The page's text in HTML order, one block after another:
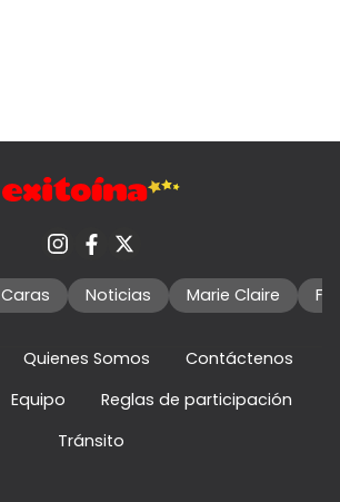
Caras Noticias Marie Claire
Quienes Somos
Contáctenos
Equipo
Reglas de participación
Tránsito